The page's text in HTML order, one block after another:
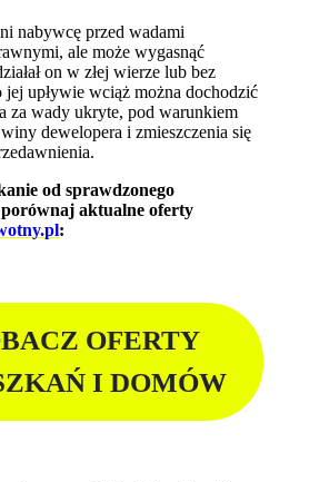
nabywcę przed wadami
ale może wygasnąć
on w złej wierze lub bez
jej upływie wciąż można dochodzić
za wady ukryte, pod warunkiem
dewelopera i zmieszczenia się
od sprawdzonego
aktualne oferty
:
OFERTY
I DOMÓW